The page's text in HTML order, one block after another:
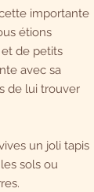
importante
étions
de petits
avec sa
de lui trouver
un joli tapis
sols ou